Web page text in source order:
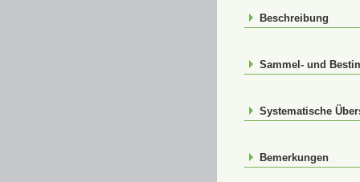
Beschreibung
Sammel- und
Systematische
Bemerkungen